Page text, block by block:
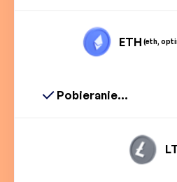
ETH (eth,
Pobieranie...